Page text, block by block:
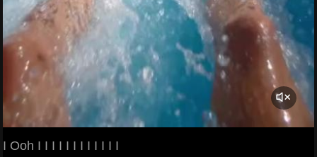
I Ooh I I I I I I I I I I I I